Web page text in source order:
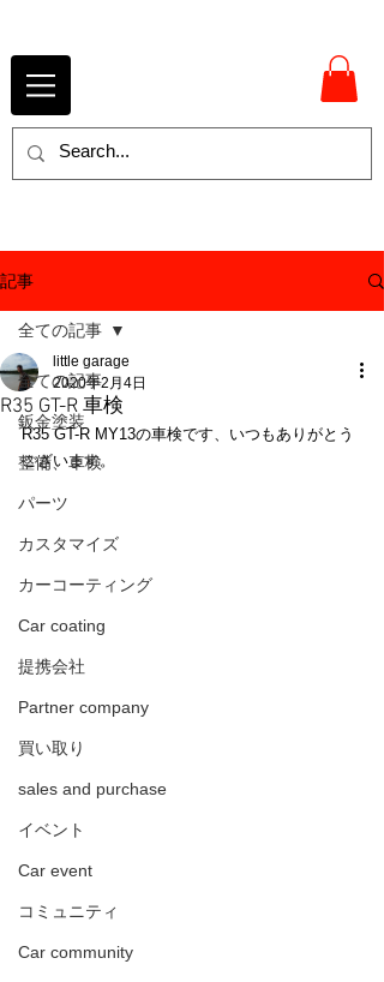
記事
全ての記事
鈑金塗装
整備、車検
パーツ
カスタマイズ
カーコーティング
Car coating
提携会社
Partner company
買い取り
sales and purchase
イベント
Car event
コミュニティ
Car community
全ての記事
R35 GT-R 車検
little garage
2020年2月4日
R35 GT-R MY13の車検です、いつもありがとう
ございます。